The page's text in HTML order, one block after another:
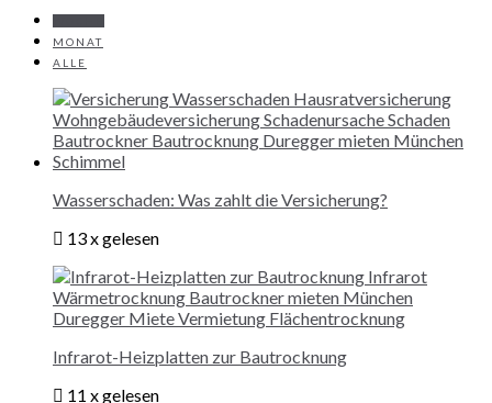
MONAT
ALLE
Wasserschaden: Was zahlt die Versicherung?
13 x gelesen
Infrarot-Heizplatten zur Bautrocknung
11 x gelesen